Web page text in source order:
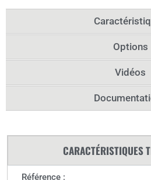
Options
Vidéos
CARACTÉRISTIQUES
Référence :